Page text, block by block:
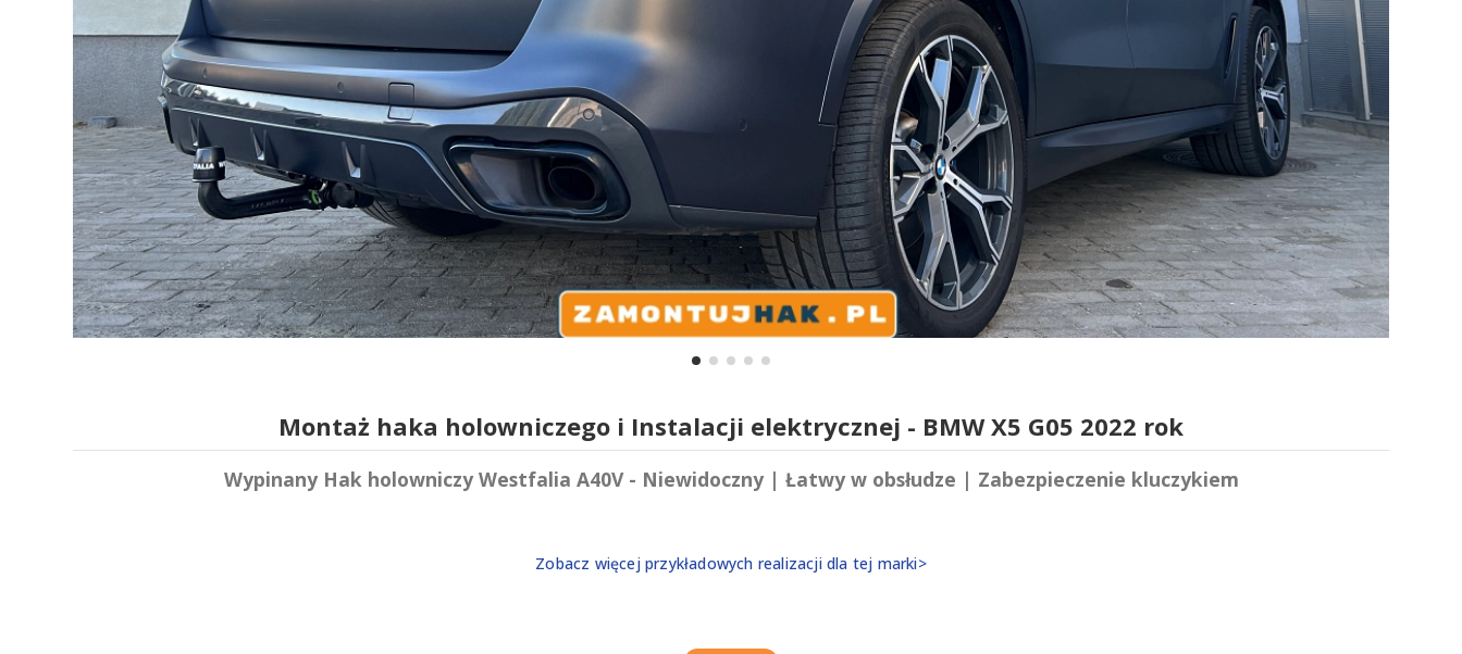
Montaż haka holowniczego i Instalacji elektrycznej - BMW X5 G05 2022 rok
Wypinany Hak holowniczy Westfalia A40V - Niewidoczny | Łatwy w obsłudze | Zabezpieczenie kluczykiem
Zobacz więcej przykładowych realizacji dla tej marki>